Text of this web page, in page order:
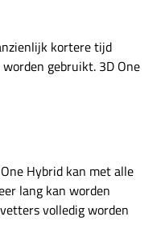
kortere tijd
gebruikt. 3D One
Hybrid kan met alle
lang kan worden
volledig worden